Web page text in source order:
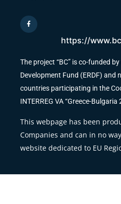
https://
The project “BC” is co-funded
Development Fund (ERDF) and
countries participating in the
INTERREG VA “Greece-
This webpage has been
Companies and can in no
website dedicated to EU